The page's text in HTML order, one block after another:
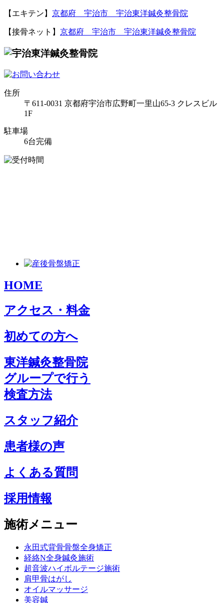
【エキテン】 京都府 宇治市 宇治東洋鍼灸整骨院
【接骨ネット】 京都府 宇治市 宇治東洋鍼灸整骨院
住所
〒611-0031 京都府宇治市広野町一里山65-3 クレスビル
1F
駐車場
6台完備
HOME
アクセス・料金
初めての方へ
東洋鍼灸整骨院
グループで行う
検査方法
スタッフ紹介
患者様の声
よくある質問
採用情報
施術メニュー
永田式背骨骨盤全身矯正
経絡N全身鍼灸施術
超音波ハイボルテージ施術
肩甲骨はがし
オイルマッサージ
美容鍼